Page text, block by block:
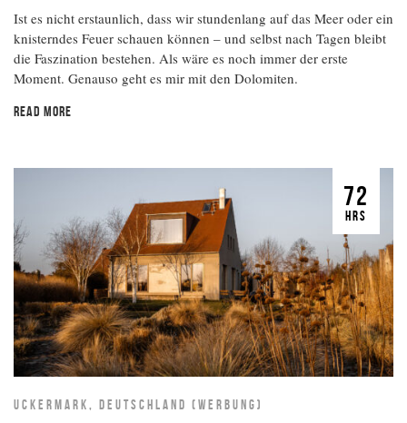
Ist es nicht erstaunlich, dass wir stundenlang auf das Meer oder ein
knisterndes Feuer schauen können – und selbst nach Tagen bleibt
die Faszination bestehen. Als wäre es noch immer der erste
Moment. Genauso geht es mir mit den Dolomiten.
READ MORE
72
HRS
UCKERMARK, DEUTSCHLAND (WERBUNG)